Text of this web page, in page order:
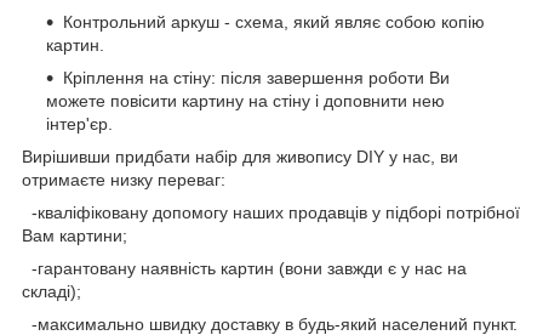
Контрольний аркуш - схема, який являє собою копію
картин.
Кріплення на стіну: після завершення роботи Ви
можете повісити картину на стіну і доповнити нею
інтер'єр.
Вирішивши придбати набір для живопису DIY у нас, ви
отримаєте низку переваг:
-кваліфіковану допомогу наших продавців у підборі потрібної
Вам картини;
-гарантовану наявність картин (вони завжди є у нас на
складі);
-максимально швидку доставку в будь-який населений пункт.